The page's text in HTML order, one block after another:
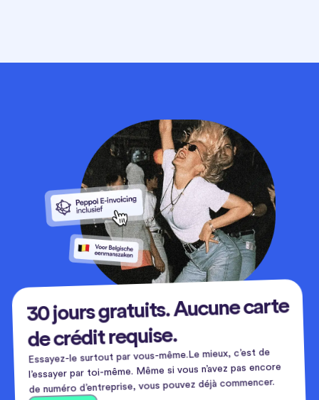
30 jours gratuits. Aucune carte
de crédit requise.
Essayez-le surtout par vous-même.Le mieux, c’est de
l’essayer par toi-même. Même si vous n’avez pas encore
de numéro d’entreprise, vous pouvez déjà commencer.